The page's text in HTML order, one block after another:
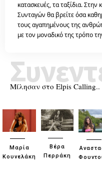
κατασκευές, τα ταξίδια. Στην
Συνταγών θα βρείτε όσα
τους αγαπημένους της
με τον μοναδικό της τρόπο
Μίλησαν στο Elpis Calling..
Μαρία
Κουνελάκη
Βέρα
Περράκη